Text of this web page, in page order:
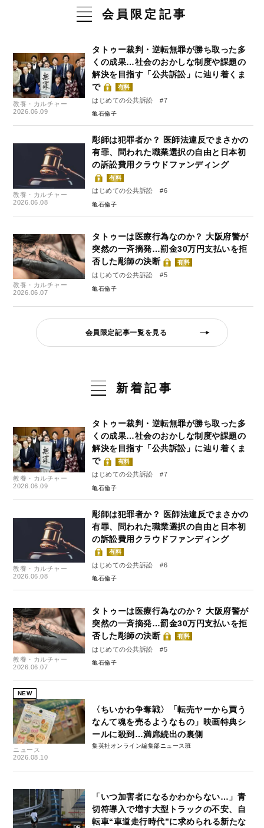
会員限定記事
教養・カルチャー
2026.06.09
タトゥー裁判・逆転無罪が勝ち取った多
くの成果…社会のおかしな制度や課題の
解決を目指す「公共訴訟」に辿り着くま
で
有料
はじめての公共訴訟 #7
亀石倫子
教養・カルチャー
2026.06.08
彫師は犯罪者か？ 医師法違反でまさかの
有罪、問われた職業選択の自由と日本初
の訴訟費用クラウドファンディング
有料
はじめての公共訴訟 #6
亀石倫子
教養・カルチャー
2026.06.07
タトゥーは医療行為なのか？ 大阪府警が
突然の一斉摘発…罰金30万円支払いを拒
否した彫師の決断
有料
はじめての公共訴訟 #5
亀石倫子
会員限定記事一覧を見る
新着記事
教養・カルチャー
2026.06.09
タトゥー裁判・逆転無罪が勝ち取った多
くの成果…社会のおかしな制度や課題の
解決を目指す「公共訴訟」に辿り着くま
で
有料
はじめての公共訴訟 #7
亀石倫子
教養・カルチャー
2026.06.08
彫師は犯罪者か？ 医師法違反でまさかの
有罪、問われた職業選択の自由と日本初
の訴訟費用クラウドファンディング
有料
はじめての公共訴訟 #6
亀石倫子
教養・カルチャー
2026.06.07
タトゥーは医療行為なのか？ 大阪府警が
突然の一斉摘発…罰金30万円支払いを拒
否した彫師の決断
有料
はじめての公共訴訟 #5
亀石倫子
NEW
ニュース
2026.08.10
〈ちいかわ争奪戦〉「転売ヤーから買う
なんて魂を売るようなもの」映画特典シ
ールに殺到…満席続出の裏側
集英社オンライン編集部ニュース班
「いつ加害者になるかわからない…」青
切符導入で増す大型トラックの不安、自
転車“車道走行時代”に求められる新たな